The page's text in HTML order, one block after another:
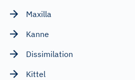
Maxilla
Kanne
Dissimilation
Kittel